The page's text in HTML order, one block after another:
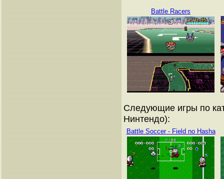
Battle Racers
Следующие игры по
Нинтендо):
Battle Soccer - Field no Hasha